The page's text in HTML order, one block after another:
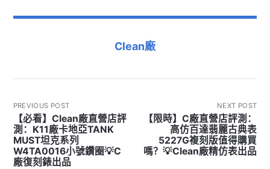
Clean廠
PREVIOUS POST
【必看】Clean廠直營店評
測：K11廠卡地亞TANK
MUST坦克系列
W4TA0016小號鑽圈💡C
廠復刻錶出品
NEXT POST
【限時】C廠直營店評測：
高仿百達翡麗古典表
5227G複刻版值得購買
嗎？💡Clean廠精仿表出品